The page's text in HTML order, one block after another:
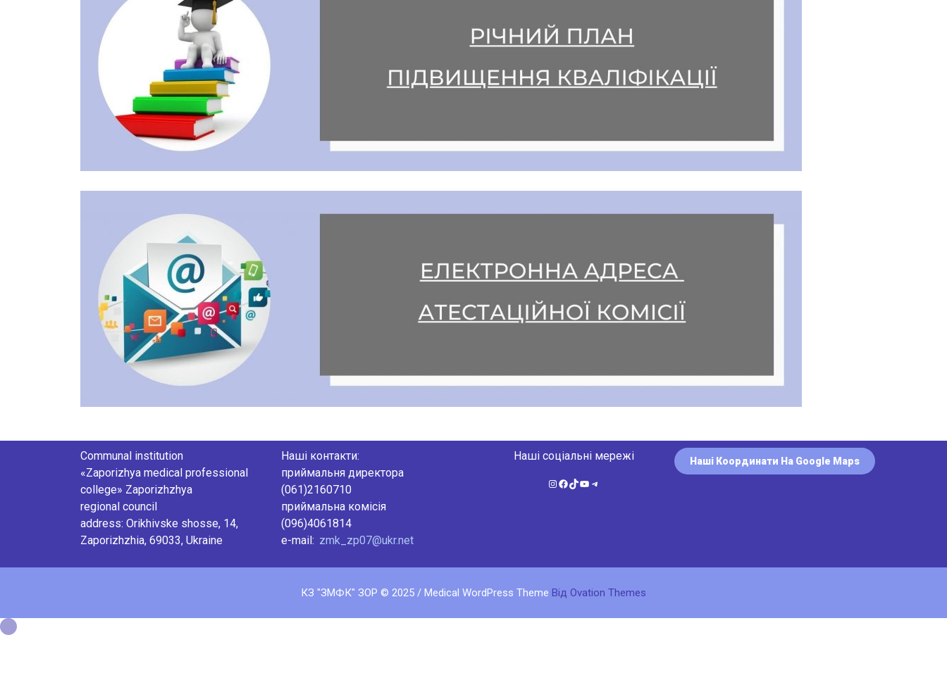
Communal institution
«Zaporizhya medical professional
college» Zaporizhzhya
regional council
аddress: Orikhivske shosse, 14,
Zaporizhzhia, 69033, Ukraine
Наші контакти:
приймальня директора
(061)2160710
приймальна комісія
(096)4061814
e-mail: zmk_zp07@ukr.net
Наші соціальні мережі
Instagram
Facebook
TikTok
YouTube
Telegram
Наші Координати На Google Maps
КЗ "ЗМФК" ЗОР © 2025 / Medical WordPress Theme Від Ovation Themes